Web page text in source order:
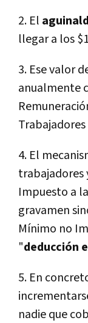
2. El
llegar a los
3. Ese valor
anualmente
4. El
trabajadores
Impuesto a
gravamen
Mínimo no
"deducción
5. En
nadie que